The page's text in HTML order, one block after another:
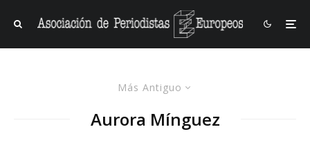
Más Antiguo
Aurora Mínguez